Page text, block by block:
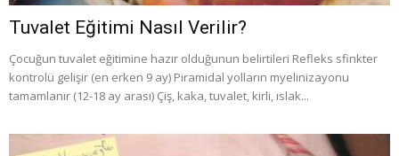
Tuvalet Eğitimi Nasıl Verilir?
Çocuğun tuvalet eğitimine hazır olduğunun belirtileri Refleks sfinkter
kontrolü gelişir (en erken 9 ay) Piramidal yolların myelinizayonu
tamamlanır (12-18 ay arası) Çiş, kaka, tuvalet, kirli, ıslak...